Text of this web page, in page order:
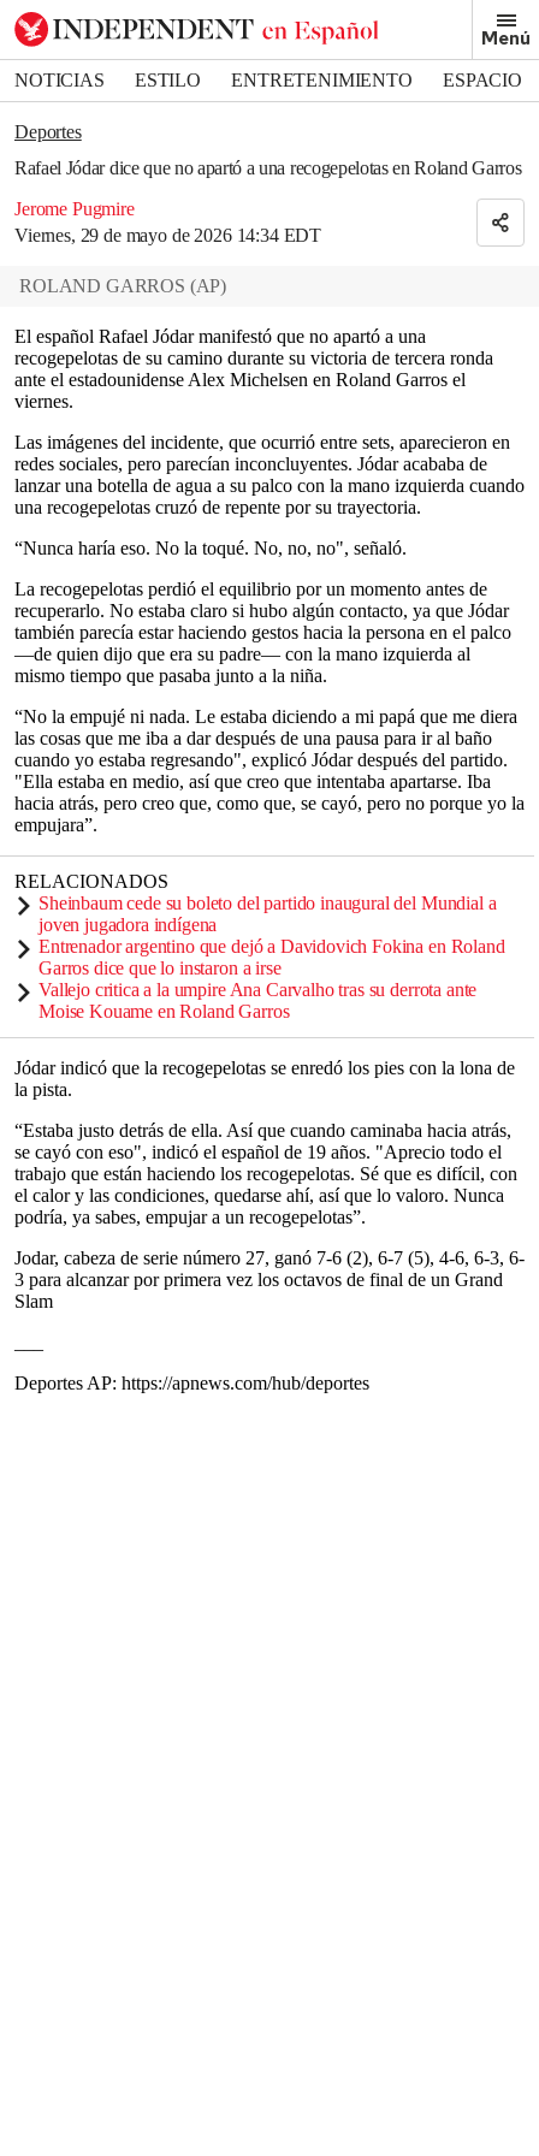
Menú
NOTICIAS ESTILO ENTRETENIMIENTO
ESPACIO
DEPORTES
Deportes
Rafael Jódar dice que no apartó a una recogepelotas en Roland Garros
Jerome Pugmire
Viernes, 29 de mayo de 2026 14:34 EDT
Bookmark popover
Removed from bookmarks
Close popover
ROLAND GARROS (AP)
El español Rafael Jódar manifestó que no apartó a una
recogepelotas de su camino durante su victoria de tercera ronda
ante el estadounidense Alex Michelsen en Roland Garros el
viernes.
Las imágenes del incidente, que ocurrió entre sets, aparecieron en
redes sociales, pero parecían inconcluyentes. Jódar acababa de
lanzar una botella de agua a su palco con la mano izquierda cuando
una recogepelotas cruzó de repente por su trayectoria.
“Nunca haría eso. No la toqué. No, no, no", señaló.
La recogepelotas perdió el equilibrio por un momento antes de
recuperarlo. No estaba claro si hubo algún contacto, ya que Jódar
también parecía estar haciendo gestos hacia la persona en el palco
—de quien dijo que era su padre— con la mano izquierda al
mismo tiempo que pasaba junto a la niña.
“No la empujé ni nada. Le estaba diciendo a mi papá que me diera
las cosas que me iba a dar después de una pausa para ir al baño
cuando yo estaba regresando", explicó Jódar después del partido.
"Ella estaba en medio, así que creo que intentaba apartarse. Iba
hacia atrás, pero creo que, como que, se cayó, pero no porque yo la
empujara”.
RELACIONADOS
Sheinbaum cede su boleto del partido inaugural del Mundial a
joven jugadora indígena
Entrenador argentino que dejó a Davidovich Fokina en Roland
Garros dice que lo instaron a irse
Vallejo critica a la umpire Ana Carvalho tras su derrota ante
Moise Kouame en Roland Garros
Jódar indicó que la recogepelotas se enredó los pies con la lona de
la pista.
“Estaba justo detrás de ella. Así que cuando caminaba hacia atrás,
se cayó con eso", indicó el español de 19 años. "Aprecio todo el
trabajo que están haciendo los recogepelotas. Sé que es difícil, con
el calor y las condiciones, quedarse ahí, así que lo valoro. Nunca
podría, ya sabes, empujar a un recogepelotas”.
Jodar, cabeza de serie número 27, ganó 7-6 (2), 6-7 (5), 4-6, 6-3, 6-
3 para alcanzar por primera vez los octavos de final de un Grand
Slam
Deportes AP: https://apnews.com/hub/deportes